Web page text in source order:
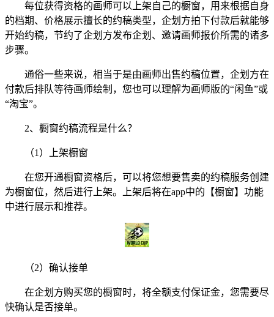
每位获得资格的画师可以上架自己的橱窗，用来根据自身
的档期、价格展示擅长的约稿类型，企划方拍下付款后就能够
开始约稿，节约了企划方发布企划、邀请画师报价所需的诸多
步骤。
通俗一些来说，相当于是由画师出售约稿位置，企划方在
付款后排队等待画师绘制，您也可以理解为画师版的“闲鱼”或
“淘宝”。
2、橱窗约稿流程是什么？
（1）上架橱窗
在您开通橱窗资格后，可以将您想要售卖的约稿服务创建
为橱窗位，然后进行上架。上架后将在app中的【橱窗】功能
中进行展示和推荐。
（2）确认接单
在企划方购买您的橱窗时，将全额支付保证金，您需要尽
快确认是否接单。